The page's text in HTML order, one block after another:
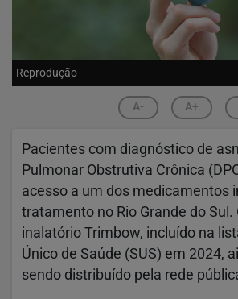
Reprodução
A- A+
Pacientes com diagnóstico de
Pulmonar Obstrutiva Crônica
acesso a um dos medicamentos
tratamento no Rio Grande do Sul.
inalatório Trimbow, incluído na
Único de Saúde (SUS) em 2024,
sendo distribuído pela rede